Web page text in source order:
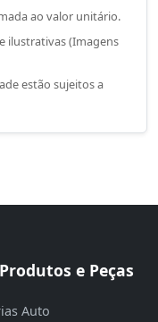
ao valor unitário.
ilustrativas (Imagens
estão sujeitos a
Produtos e Peças
Auto